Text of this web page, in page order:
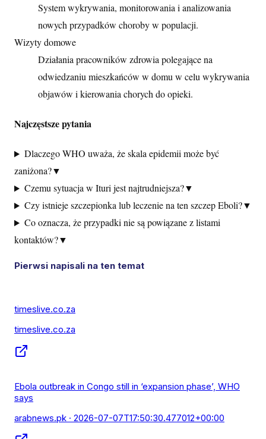
System wykrywania, monitorowania i analizowania
nowych przypadków choroby w populacji.
Wizyty domowe
Działania pracowników zdrowia polegające na
odwiedzaniu mieszkańców w domu w celu wykrywania
objawów i kierowania chorych do opieki.
Najczęstsze pytania
Dlaczego WHO uważa, że skala epidemii może być
zaniżona?▼
Czemu sytuacja w Ituri jest najtrudniejsza?▼
Czy istnieje szczepionka lub leczenie na ten szczep Eboli?▼
Co oznacza, że przypadki nie są powiązane z listami
kontaktów?▼
Pierwsi napisali na ten temat
timeslive.co.za
timeslive.co.za
Ebola outbreak in Congo still in ‘expansion phase’, WHO
says
arabnews.pk · 2026-07-07T17:50:30.477012+00:00